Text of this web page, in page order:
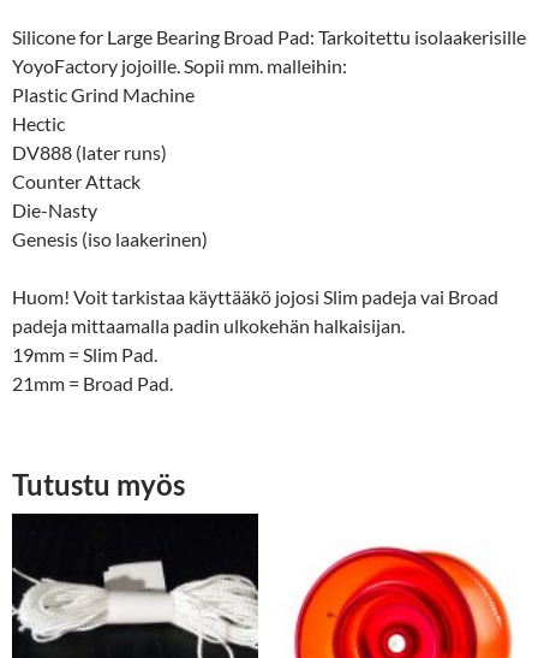
Silicone for Large Bearing Broad Pad: Tarkoitettu isolaakerisille
YoyoFactory jojoille. Sopii mm. malleihin:
Plastic Grind Machine
Hectic
DV888 (later runs)
Counter Attack
Die-Nasty
Genesis (iso laakerinen)
Huom! Voit tarkistaa käyttääkö jojosi Slim padeja vai Broad
padeja mittaamalla padin ulkokehän halkaisijan.
19mm = Slim Pad.
21mm = Broad Pad.
Tutustu myös